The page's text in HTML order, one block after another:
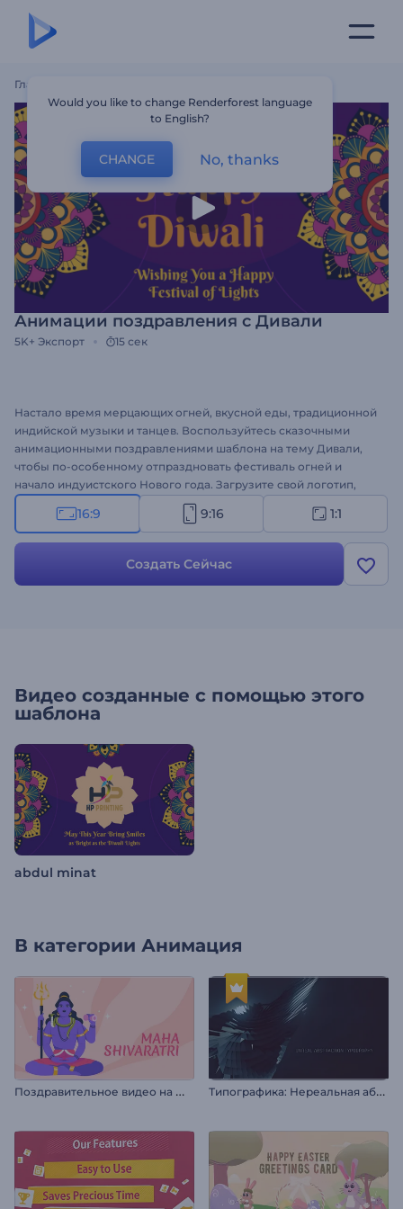
Главная
Анимации поздравления с Дивали
5K+ Экспорт 15 сек
Настало время мерцающих огней, вкусной еды, традиционной
индийской музыки и танцев. Воспользуйтесь сказочными
анимационными поздравлениями шаблона на тему Дивали,
чтобы по-особенному отпраздновать фестиваль огней и
начало индуистского Нового года. Загрузите свой логотип,
вставьте медиафайлы и поделитесь своими пожеланиями с
помощью красочных сцен анимированного шаблона. Шаблон
видеооткрыток, приглашений на торжества и многого другого.
16:9 9:16 1:1
Создать Сейчас
Видео созданные с помощью этого
шаблона
abdul minat
В категории Анимация
П
оздравительное видео на Маха Шивратри Т
ипографика: Нереальная абстракция
Would you like to change Renderforest language
to English?
CHANGE No, thanks